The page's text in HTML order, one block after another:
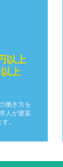
以上
上
働き方を
人が豊富
。